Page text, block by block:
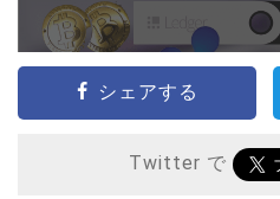
シェアする
Twitter で